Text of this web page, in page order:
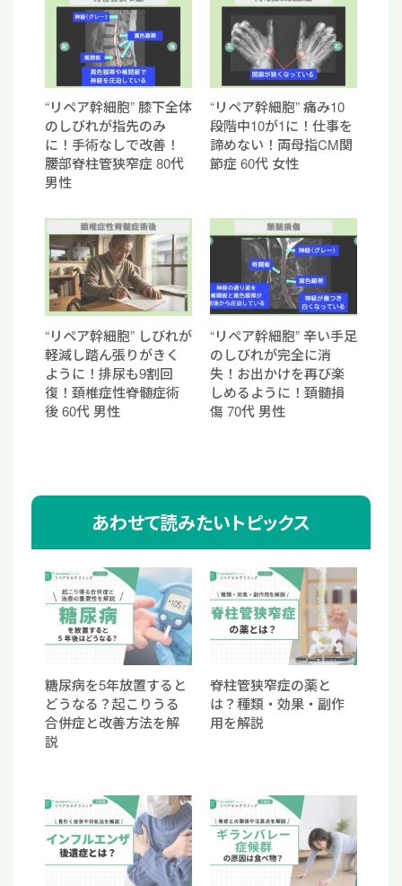
“リペア幹細胞” 膝下全体
のしびれが指先のみ
に！手術なしで改善！
腰部脊柱管狭窄症 80代
男性
“リペア幹細胞” 痛み10
段階中10が1に！仕事を
諦めない！両母指CM関
節症 60代 女性
“リペア幹細胞” しびれが
軽減し踏ん張りがきく
ように！排尿も9割回
復！頚椎症性脊髄症術
後 60代 男性
“リペア幹細胞” 辛い手足
のしびれが完全に消
失！お出かけを再び楽
しめるように！頚髄損
傷 70代 男性
あわせて読みたいトピックス
糖尿病を5年放置すると
どうなる？起こりうる
合併症と改善方法を解
説
脊柱管狭窄症の薬と
は？種類・効果・副作
用を解説